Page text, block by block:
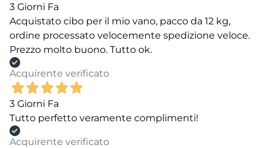
3 Giorni Fa
Acquistato cibo per il mio vano, pacco da 12 kg,
ordine processato velocemente spedizione veloce.
Prezzo molto buono. Tutto ok.
Acquirente verificato
3 Giorni Fa
Tutto perfetto veramente complimenti!
Acquirente verificato